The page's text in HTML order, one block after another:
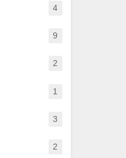
4
9
2
1
3
2